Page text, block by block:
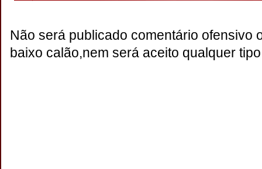
Não será publicado comentário ofensivo
baixo calão,nem será aceito qualquer